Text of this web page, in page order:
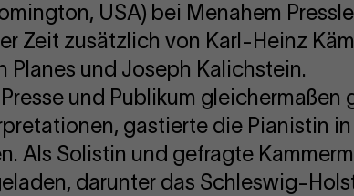
USA) bei Menahem
Zeit zusätzlich von Karl-Heinz
Planes und Joseph Kalichstein.
und Publikum
gastierte die Pianistin
Als Solistin und gefragte
darunter das Schleswig-